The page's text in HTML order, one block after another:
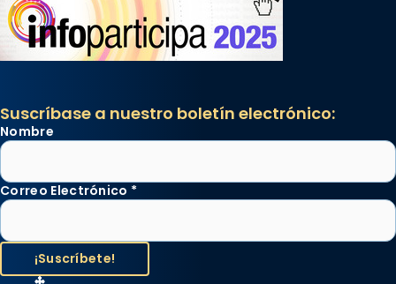
Suscríbase a nuestro boletín electrónico:
Nombre
Correo Electrónico *